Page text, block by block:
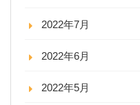
2022年7月
2022年6月
2022年5月